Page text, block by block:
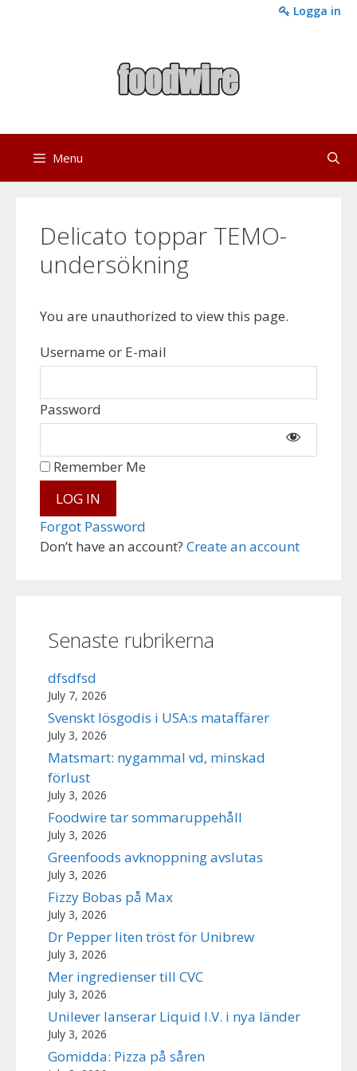
Logga in
Menu
Delicato toppar TEMO-
undersökning
You are unauthorized to view this page.
Username or E-mail
Password
Don’t have an account? Create an account
Remember Me
Forgot Password
Senaste rubrikerna
dfsdfsd
July 7, 2026
Svenskt lösgodis i USA:s mataffärer
July 3, 2026
Matsmart: nygammal vd, minskad
förlust
July 3, 2026
Foodwire tar sommaruppehåll
July 3, 2026
Greenfoods avknoppning avslutas
July 3, 2026
Fizzy Bobas på Max
July 3, 2026
Dr Pepper liten tröst för Unibrew
July 3, 2026
Mer ingredienser till CVC
July 3, 2026
Unilever lanserar Liquid I.V. i nya länder
July 3, 2026
Gomidda: Pizza på såren